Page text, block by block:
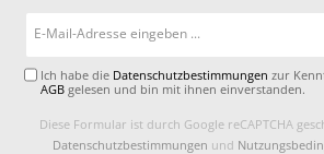
Ich habe die Datenschutzbestimmungen zur
AGB gelesen und bin mit ihnen einverstanden.
Diese Formular ist durch Google reCAPTCHA
Datenschutzbestimmungen und